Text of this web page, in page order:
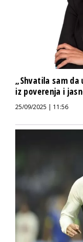
„Shvatila sam
iz poverenja i
25/09/2025 | 11:56